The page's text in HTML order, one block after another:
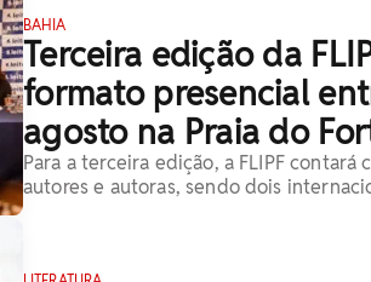
BAHIA
Terceira edição da
formato presencial
agosto na Praia do
Para a terceira edição, a FLIPF contará
autores e autoras, sendo dois